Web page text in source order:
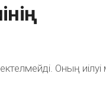
Оның иілуі